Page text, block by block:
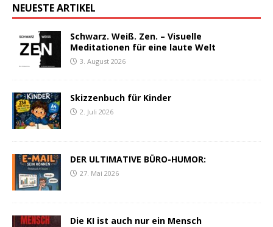
NEUESTE ARTIKEL
Schwarz. Weiß. Zen. – Visuelle
Meditationen für eine laute Welt
3. August 2026
Skizzenbuch für Kinder
2. Juli 2026
DER ULTIMATIVE BÜRO-HUMOR:
27. Mai 2026
Die KI ist auch nur ein Mensch